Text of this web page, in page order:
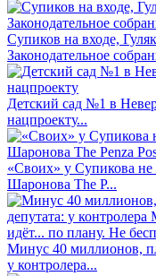
Супиков на входе,
Законодательное
Детский сад №1 в
нацпроекту...
«Своих» у Супикова не
Шаронова The P...
Минус 40 миллионов,
у контролера...